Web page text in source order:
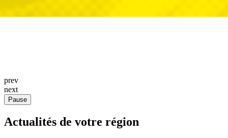
prev
next
Pause
Actualités de votre région